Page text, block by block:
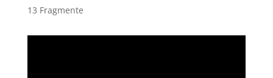
13 Fragmente